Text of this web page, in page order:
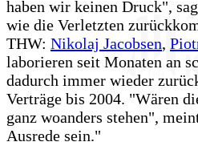
haben wir keinen Druck",
wie die Verletzten
THW: Nikolaj Jacobsen,
laborieren seit Monaten an
dadurch immer wieder
Verträge bis 2004. "Wären
ganz woanders stehen",
Ausrede sein."